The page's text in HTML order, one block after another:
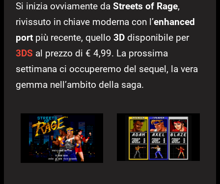
Si inizia ovviamente da Streets of Rage,
rivissuto in chiave moderna con l’enhanced
port più recente, quello 3D disponibile per
3DS al prezzo di € 4,99. La prossima
settimana ci occuperemo del sequel, la vera
gemma nell’ambito della saga.